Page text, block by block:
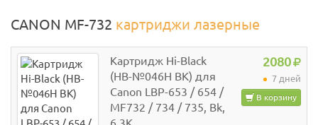
CANON MF-732 картриджи лазерные
Картридж Hi-Black
(HB-№046H BK) для
Canon LBP-653 / 654 /
MF732 / 734 / 735, Bk,
2080
7 дней
В корзину